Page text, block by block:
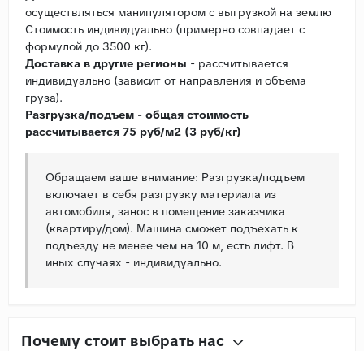
осуществляться манипулятором с выгрузкой на землю
Стоимость индивидуально (примерно совпадает с
формулой до 3500 кг).
Доставка в другие регионы - рассчитывается
индивидуально (зависит от направления и объема
груза).
Разгрузка/подъем - общая стоимость
рассчитывается 75 руб/м2 (3 руб/кг)
Обращаем ваше внимание: Разгрузка/подъем
включает в себя разгрузку материала из
автомобиля, занос в помещение заказчика
(квартиру/дом). Машина сможет подъехать к
подъезду не менее чем на 10 м, есть лифт. В
иных случаях - индивидуально.
Почему стоит выбрать нас